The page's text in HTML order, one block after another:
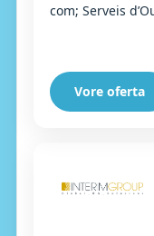
com; Serveis
Vore oferta